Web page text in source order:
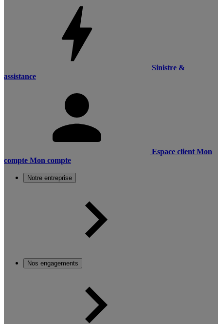
Sinistre &
assistance
Espace client Mon
compte Mon compte
Notre entreprise
Nos engagements